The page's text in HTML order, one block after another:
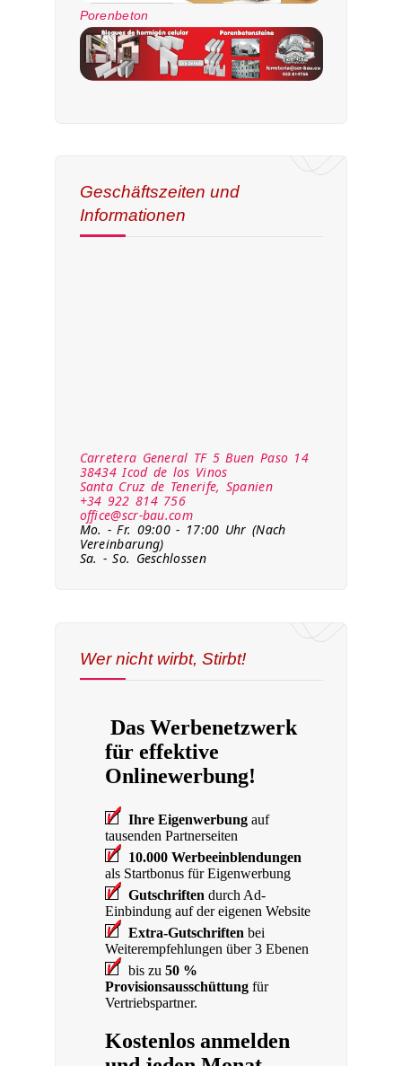
Porenbeton
Geschäftszeiten und
Informationen
Carretera General TF 5 Buen Paso 14
38434 Icod de los Vinos
Santa Cruz de Tenerife, Spanien
+34 922 814 756
office@scr-bau.com
Mo. - Fr. 09:00 - 17:00 Uhr (Nach
Vereinbarung)
Sa. - So. Geschlossen
Wer nicht wirbt, Stirbt!